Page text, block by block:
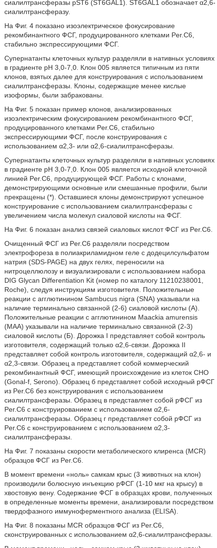
сиалилтрансферазы pST6 (ST6GAL1). ST6GAL1 обозначает α2,6-
сиалилтрансферазу.
На Фиг. 4 показано изоэлектрическое фокусирование
рекомбинантного ФСГ, продуцированного клетками Per.С6,
стабильно экспрессирующими ФСГ.
Супернатанты клеточных культур разделяли в нативных условиях
в градиенте рН 3,0-7,0. Клон 005 является типичным из пяти
клонов, взятых далее для конструирования с использованием
сиалилтрансферазы. Клоны, содержащие менее кислые
изоформы, были забракованы.
На Фиг. 5 показан пример клонов, анализированных
изоэлектрическим фокусированием рекомбинантного ФСГ,
продуцированного клетками Per.С6, стабильно
экспрессирующими ФСГ, после конструирования с
использованием α2,3- или α2,6-сиалилтрансферазы.
Супернатанты клеточных культур разделяли в нативных условиях
в градиенте рН 3,0-7,0. Клон 005 является исходной клеточной
линией Per.С6, продуцирующей ФСГ. Работы с клонами,
демонстрирующими основные или смешанные профили, были
прекращены (*). Оставшиеся клоны демонстрируют успешное
конструирование с использованием сиалилтрансферазы с
увеличением числа молекул сиаловой кислоты на ФСГ.
На Фиг. 6 показан анализ связей сиаловых кислот ФСГ из Per.С6.
Очищенный ФСГ из Per.С6 разделяли посредством
электрофореза в полиакриламидном геле с додецилсульфатом
натрия (SDS-PAGE) на двух гелях, переносили на
нитроцеллюлозу и визуализировали с использованием набора
DIG Glycan Differentiation Kit (номер по каталогу 11210238001,
Roche), следуя инструкциям изготовителя. Положительные
реакции с агглютинином Sambucus nigra (SNA) указывали на
наличие терминально связанной (2-6) сиаловой кислоты (А).
Положительные реакции с агглютинином Maackia amurensis
(МАА) указывали на наличие терминально связанной (2-3)
сиаловой кислоты (Б). Дорожка I представляет собой контроль
изготовителя, содержащий только α2,6-связи. Дорожка II
представляет собой контроль изготовителя, содержащий α2,6- и
α2,3-связи. Образец а представляет собой коммерческий
рекомбинантный ФСГ, имеющий происхождение из клеток СНО
(Gonal-f, Serono). Образец б представляет собой исходный рФСГ
из Per.С6 без конструирования с использованием
сиалилтрансферазы. Образец в представляет собой рФСГ из
Per.С6 с конструированием с использованием α2,6-
сиалилтрансферазы. Образец г представляет собой рФСГ из
Per.С6 с конструированием с использованием α2,3-
сиалилтрансферазы.
На Фиг. 7 показаны скорости метаболического клиренса (MCR)
образцов ФСГ из Per.С6.
В момент времени «ноль» самкам крыс (3 животных на клон)
производили болюсную инъекцию рФСГ (1-10 мкг на крысу) в
хвостовую вену. Содержание ФСГ в образцах крови, полученных
в определенные моменты времени, анализировали посредством
твердофазного иммуноферментного анализа (ELISA).
На Фиг. 8 показаны MCR образцов ФСГ из Per.С6,
сконструированных с использованием α2,6-сиалилтрансферазы.